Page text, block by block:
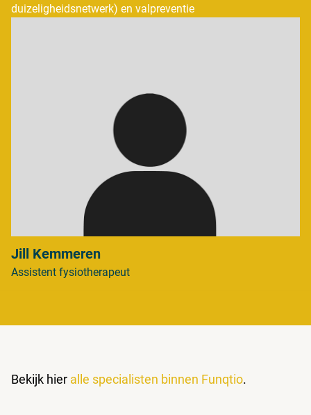
duizeligheidsnetwerk) en valpreventie
Jill Kemmeren
Assistent fysiotherapeut
Bekijk hier alle specialisten binnen Funqtio.